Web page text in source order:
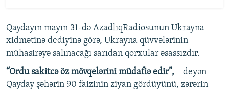
Qaydayın mayın 31-də AzadlıqRadiosunun Ukrayna
xidmətinə dediyinə görə, Ukrayna qüvvələrinin
mühasirəyə salınacağı sarıdan qorxular əsassızdır.
“Ordu sakitcə öz mövqelərini müdafiə edir”, – deyən
Qayday şəhərin 90 faizinin ziyan gördüyünü, zərərin